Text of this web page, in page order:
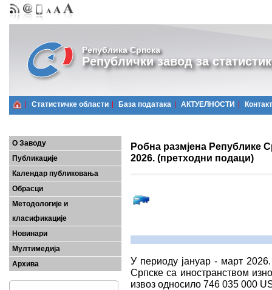
Република Српска
Републички завод за
Статистичке области Базa података АКТУЕЛНОСТИ Контакт
О Заводу
Публикације
Календар публиковања
Обрасци
Методологије и
класификације
Новинари
Мултимедија
Архива
Робна размјена Републике
2026. (претходни подаци)
У периоду јануар - март
Српске са иностранством
извоз односило 746 035 000